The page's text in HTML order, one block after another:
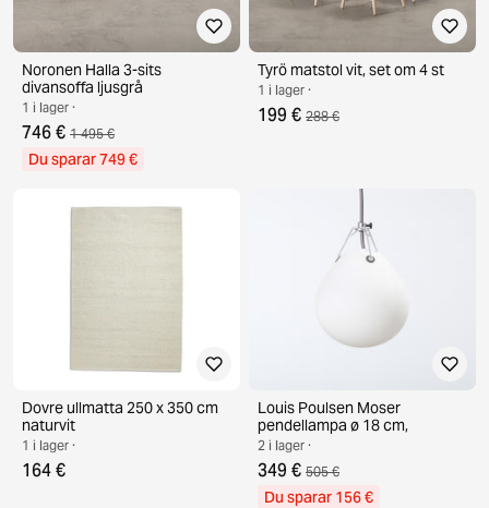
Noronen Halla 3-sits
divansoffa ljusgrå
1 i lager ·
746 € 1 495 €
Du sparar 749 €
Tyrö matstol vit, set om 4 st
1 i lager ·
199 € 288 €
Dovre ullmatta 250 x 350 cm
naturvit
1 i lager ·
164 €
Louis Poulsen Moser
pendellampa ø 18 cm,
2 i lager ·
349 € 505 €
Du sparar 156 €